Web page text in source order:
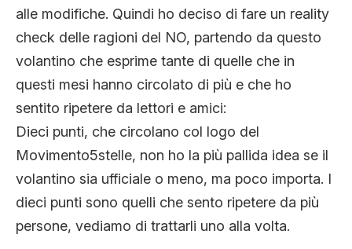
alle modifiche. Quindi ho deciso di fare un reality
check delle ragioni del NO, partendo da questo
volantino che esprime tante di quelle che in
questi mesi hanno circolato di più e che ho
sentito ripetere da lettori e amici:
Dieci punti, che circolano col logo del
Movimento5stelle, non ho la più pallida idea se il
volantino sia ufficiale o meno, ma poco importa. I
dieci punti sono quelli che sento ripetere da più
persone, vediamo di trattarli uno alla volta.